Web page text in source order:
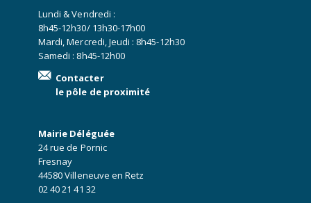
Lundi & Vendredi :
8h45-12h30/ 13h30-17h00
Mardi, Mercredi, Jeudi : 8h45-12h30
Samedi : 8h45-12h00
Contacter
le pôle de proximité
Mairie Déléguée
24 rue de Pornic
Fresnay
44580 Villeneuve en Retz
02 40 21 41 32